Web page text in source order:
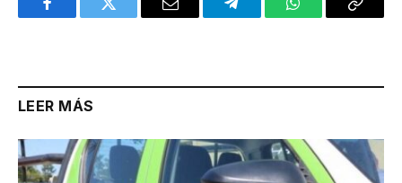
FacebookTwitter Email TelegramWhatsAppCopy
LEER MÁS